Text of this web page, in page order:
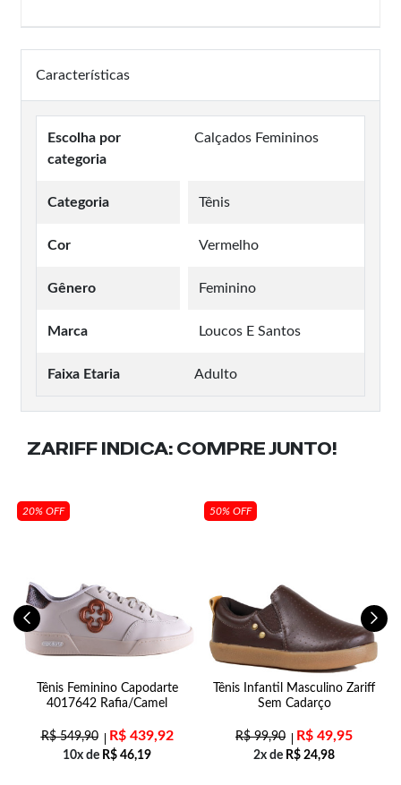
Características
Escolha por
categoria
Calçados Femininos
Categoria Tênis
Cor Vermelho
Gênero Feminino
Marca Loucos E Santos
Faixa Etaria Adulto
ZARIFF INDICA: COMPRE JUNTO!
20% OFF
Tênis Feminino Capodarte
4017642 Rafia/Camel
R$549,90 R$439,92
10x de R$ 46,19
50% OFF
Tênis Infantil Masculino Zariff
Sem Cadarço
R$99,90 R$ 49,95
2x de R$ 24,98